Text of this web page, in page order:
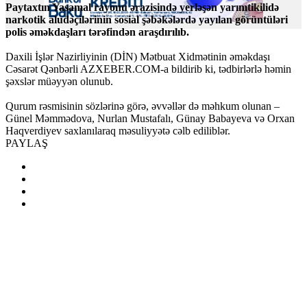
Paytaxtın Yasamal rayonu ərazisində yerləşən yarımtikilidə
narkotik aludəçilərinin sosial şəbəkələrdə yayılan görüntüləri
polis əməkdaşları tərəfindən araşdırılıb.
Daxili İşlər Nazirliyinin (DİN) Mətbuat Xidmətinin əməkdaşı
Cəsarət Qənbərli AZXEBER.COM-a bildirib ki, tədbirlərlə həmin
şəxslər müəyyən olunub.
Qurum rəsmisinin sözlərinə görə, əvvəllər də məhkum olunan –
Günel Məmmədova, Nurlan Mustafalı, Günay Babayeva və Orxan
Haqverdiyev saxlanılaraq məsuliyyətə cəlb ediliblər.
PAYLAŞ